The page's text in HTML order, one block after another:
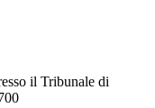
il Tribunale di